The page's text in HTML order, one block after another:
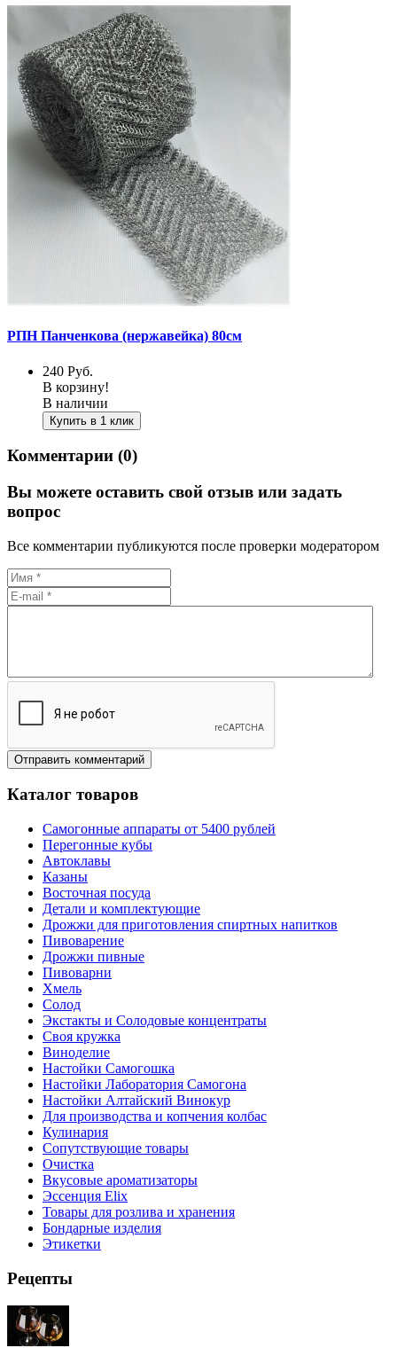
РПН Панченкова (нержавейка) 80см
240 Руб.
В корзину!
В наличии
Купить в 1 клик
Комментарии (0)
Вы можете оставить свой отзыв или задать
вопрос
Все комментарии публикуются после проверки модератором
Каталог товаров
Самогонные аппараты от 5400 рублей
Перегонные кубы
Автоклавы
Казаны
Восточная посуда
Детали и комплектующие
Дрожжи для приготовления спиртных напитков
Пивоварение
Дрожжи пивные
Пивоварни
Хмель
Солод
Экстакты и Солодовые концентраты
Своя кружка
Виноделие
Настойки Самогошка
Настойки Лаборатория Самогона
Настойки Алтайский Винокур
Для производства и копчения колбас
Кулинария
Сопутствующие товары
Очистка
Вкусовые ароматизаторы
Эссенция Elix
Товары для розлива и хранения
Бондарные изделия
Этикетки
Рецепты